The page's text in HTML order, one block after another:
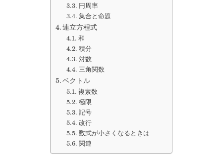
円周率
集合と命題
連立方程式
和
積分
対数
三角関数
ベクトル
複素数
極限
記号
改行
数式が小さくなるときは
関連